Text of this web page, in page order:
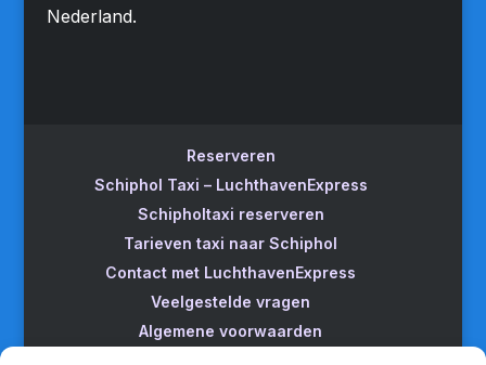
Nederland.
Reserveren
Schiphol Taxi – LuchthavenExpress
Schipholtaxi reserveren
Tarieven taxi naar Schiphol
Contact met LuchthavenExpress
Veelgestelde vragen
Algemene voorwaarden